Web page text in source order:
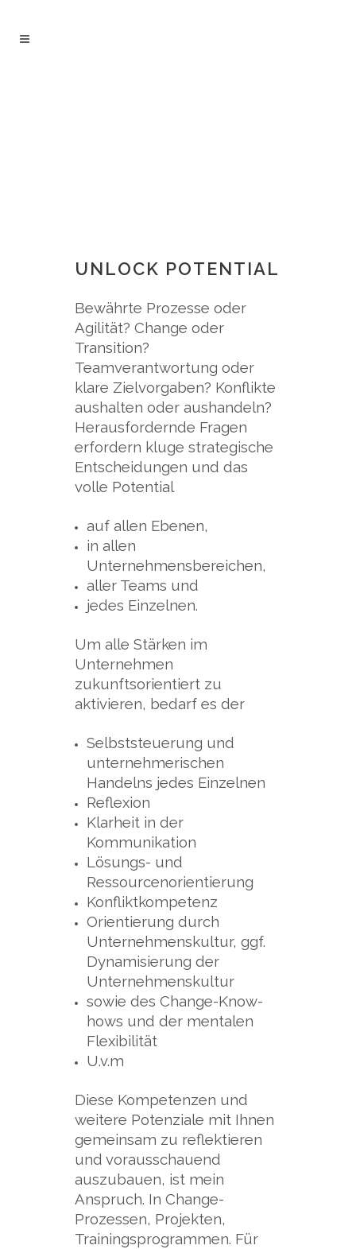
UNLOCK POTENTIAL
Bewährte Prozesse oder
Agilität? Change oder
Transition?
Teamverantwortung oder
klare Zielvorgaben? Konflikte
aushalten oder aushandeln?
Herausfordernde Fragen
erfordern kluge strategische
Entscheidungen und das
volle Potential
auf allen Ebenen,
in allen
Unternehmensbereichen,
aller Teams und
jedes Einzelnen.
Um alle Stärken im
Unternehmen
zukunftsorientiert zu
aktivieren, bedarf es der
Selbststeuerung und
unternehmerischen
Handelns jedes Einzelnen
Reflexion
Klarheit in der
Kommunikation
Lösungs- und
Ressourcenorientierung
Konfliktkompetenz
Orientierung durch
Unternehmenskultur, ggf.
Dynamisierung der
Unternehmenskultur
sowie des Change-Know-
hows und der mentalen
Flexibilität
U.v.m
Diese Kompetenzen und
weitere Potenziale mit Ihnen
gemeinsam zu reflektieren
und vorausschauend
auszubauen, ist mein
Anspruch. In Change-
Prozessen, Projekten,
Trainingsprogrammen. Für